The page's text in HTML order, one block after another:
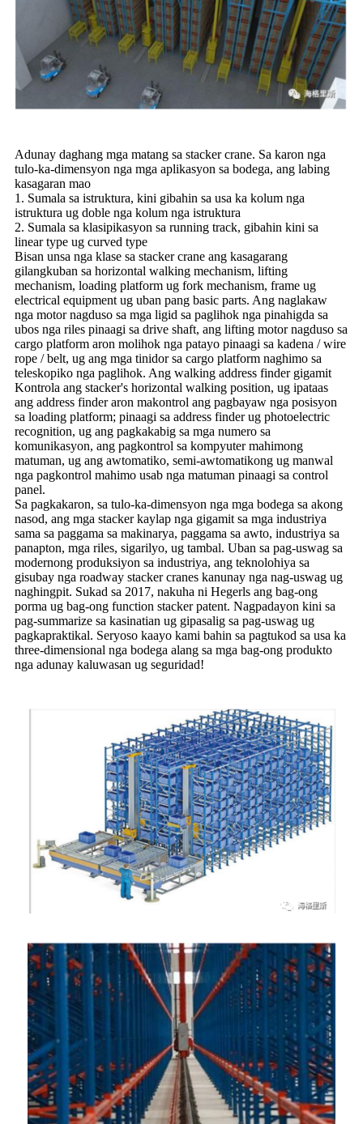
Adunay daghang mga matang sa stacker crane. Sa karon nga
tulo-ka-dimensyon nga mga aplikasyon sa bodega, ang labing
kasagaran mao
1. Sumala sa istruktura, kini gibahin sa usa ka kolum nga
istruktura ug doble nga kolum nga istruktura
2. Sumala sa klasipikasyon sa running track, gibahin kini sa
linear type ug curved type
Bisan unsa nga klase sa stacker crane ang kasagarang
gilangkuban sa horizontal walking mechanism, lifting
mechanism, loading platform ug fork mechanism, frame ug
electrical equipment ug uban pang basic parts. Ang naglakaw
nga motor nagduso sa mga ligid sa paglihok nga pinahigda sa
ubos nga riles pinaagi sa drive shaft, ang lifting motor nagduso sa
cargo platform aron molihok nga patayo pinaagi sa kadena / wire
rope / belt, ug ang mga tinidor sa cargo platform naghimo sa
teleskopiko nga paglihok. Ang walking address finder gigamit
Kontrola ang stacker's horizontal walking position, ug ipataas
ang address finder aron makontrol ang pagbayaw nga posisyon
sa loading platform; pinaagi sa address finder ug photoelectric
recognition, ug ang pagkakabig sa mga numero sa
komunikasyon, ang pagkontrol sa kompyuter mahimong
matuman, ug ang awtomatiko, semi-awtomatikong ug manwal
nga pagkontrol mahimo usab nga matuman pinaagi sa control
panel.
Sa pagkakaron, sa tulo-ka-dimensyon nga mga bodega sa akong
nasod, ang mga stacker kaylap nga gigamit sa mga industriya
sama sa paggama sa makinarya, paggama sa awto, industriya sa
panapton, mga riles, sigarilyo, ug tambal. Uban sa pag-uswag sa
modernong produksiyon sa industriya, ang teknolohiya sa
gisubay nga roadway stacker cranes kanunay nga nag-uswag ug
naghingpit. Sukad sa 2017, nakuha ni Hegerls ang bag-ong
porma ug bag-ong function stacker patent. Nagpadayon kini sa
pag-summarize sa kasinatian ug gipasalig sa pag-uswag ug
pagkapraktikal. Seryoso kaayo kami bahin sa pagtukod sa usa ka
three-dimensional nga bodega alang sa mga bag-ong produkto
nga adunay kaluwasan ug seguridad!